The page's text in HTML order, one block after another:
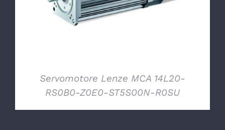
Servomotore Lenze MCA 14L20-
RS0B0-Z0E0-ST5S00N-R0SU